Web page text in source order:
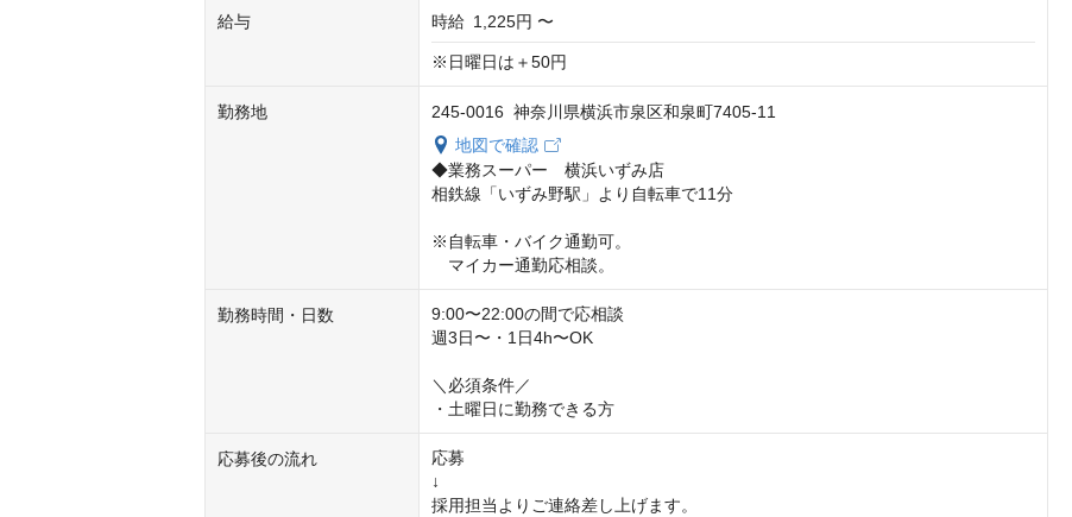
給与 時給 1,225円 〜
※日曜日は＋50円
勤務地
245-0016 神奈川県横浜市泉区和泉町7405-11
地図で確認
◆業務スーパー　横浜いずみ店
相鉄線「いずみ野駅」より自転車で11分
※自転車・バイク通勤可。
マイカー通勤応相談。
勤務時間・日数
9:00〜22:00の間で応相談
週3日〜・1日4h〜OK
＼必須条件／
・土曜日に勤務できる方
応募後の流れ
応募
↓
採用担当よりご連絡差し上げます。